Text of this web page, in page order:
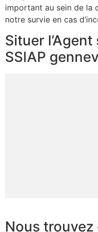
important au sein de la
notre survie en cas
Situer
SSIAP
Nous